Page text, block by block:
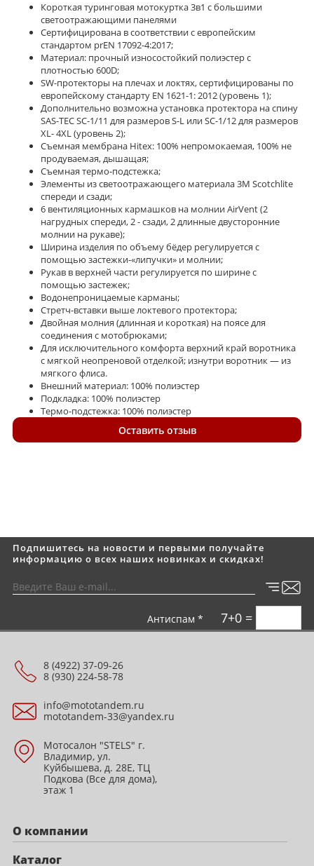
Короткая туринговая мотокуртка 3в1 с большими
светоотражающими панелями
Сертифицирована в соответствии с европейским
стандартом prEN 17092-4:2017;
Материал: прочный износостойкий полиэстер с
плотностью 600D;
SW-протекторы на плечах и локтях, сертифицированы по
европейскому стандарту EN 1621-1: 2012 (уровень 1);
Дополнительно возможна установка протектора на спину
SAS-TEC SC-1/11 для размеров S-L или SC-1/12 для размеров
XL- 4XL (уровень 2);
Съемная мембрана Hitex: 100% непромокаемая, 100% не
продуваемая, дышащая;
Съемная термо-подстежка;
Элементы из светоотражающего материала 3M Scotchlite
спереди и сзади;
6 вентиляционных кармашков на молнии AirVent (2
нагрудных спереди, 2 - сзади, 2 длинные двусторонние
молнии на рукаве);
Ширина изделия по объему бёдер регулируется с
помощью застежки-«липучки» и молнии;
Рукав в верхней части регулируется по ширине с
помощью застежек;
Водонепроницаемые карманы;
Стретч-вставки выше локтевого протектора;
Двойная молния (длинная и короткая) на поясе для
соединения с мотобрюками;
Для исключительного комфорта верхний край воротника
с мягкой неопреновой отделкой; изнутри воротник — из
мягкого флиса.
Внешний материал: 100% полиэстер
Подкладка: 100% полиэстер
Термо-подстежка: 100% полиэстер
Оставить отзыв
Подпишитесь на новости и первыми получайте
информацию о всех наших новинках и скидках!
Антиспам * 7+0 =
8 (4922) 37-09-26
8 (930) 224-58-78
info@mototandem.ru
mototandem-33@yandex.ru
Мотосалон "STELS" г.
Владимир, ул.
Куйбышева, д. 28Е, ТЦ
Подкова (Все для дома),
этаж 1
О компании
Каталог